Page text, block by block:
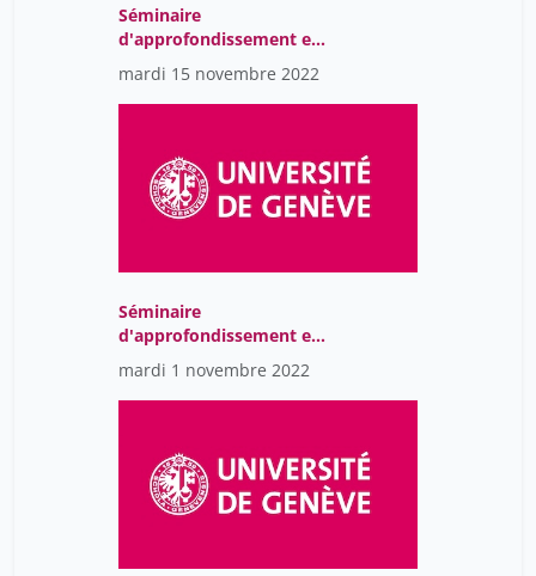
Séminaire
d'approfondissement en
Sociologie B - Migration
et inclusion dans la ville
ouverte: Essais
mardi 15 novembre 2022
Séminaire
d'approfondissement en
Sociologie B - Migration
et inclusion dans la ville
ouverte: Essais
mardi 1 novembre 2022